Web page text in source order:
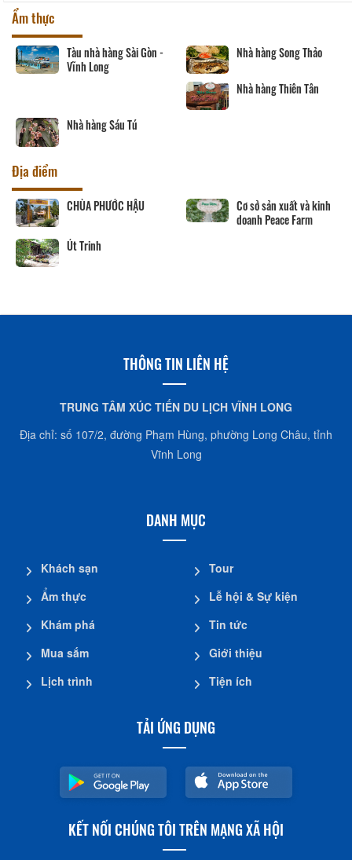
Ẩm thực
Tàu nhà hàng Sài Gòn -
Vĩnh Long
Nhà hàng Song Thảo
Nhà hàng Thiên Tân
Nhà hàng Sáu Tú
Địa điểm
CHÙA PHƯỚC HẬU
Cơ sở sản xuất và kinh
doanh Peace Farm
Út Trinh
THÔNG TIN LIÊN HỆ
TRUNG TÂM XÚC TIẾN DU LỊCH VĨNH LONG
Địa chỉ: số 107/2, đường Phạm Hùng, phường Long Châu, tỉnh
Vĩnh Long
DANH MỤC
Khách sạn
Ẩm thực
Khám phá
Mua sắm
Lịch trình
Tour
Lễ hội & Sự kiện
Tin tức
Giới thiệu
Tiện ích
TẢI ỨNG DỤNG
KẾT NỐI CHÚNG TÔI TRÊN MẠNG XÃ HỘI